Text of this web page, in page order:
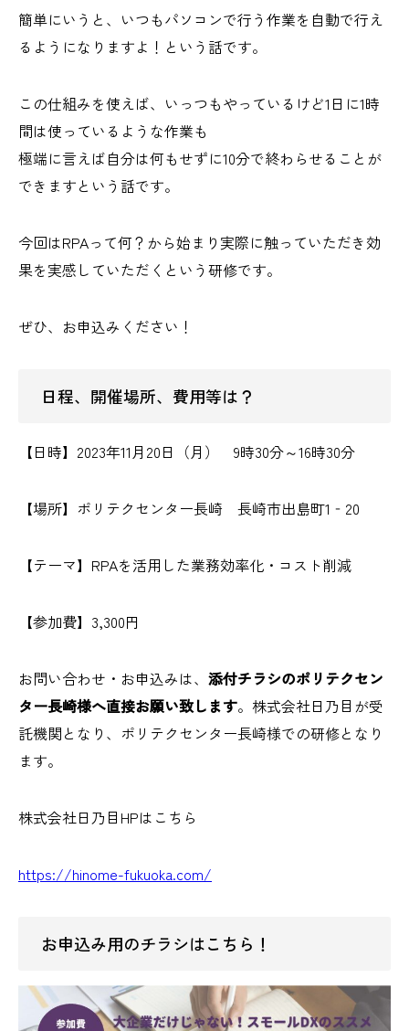
簡単にいうと、いつもパソコンで行う作業を自動で行え
るようになりますよ！という話です。
この仕組みを使えば、いっつもやっているけど1日に1時
間は使っているような作業も
極端に言えば自分は何もせずに10分で終わらせることが
できますという話です。
今回はRPAって何？から始まり実際に触っていただき効
果を実感していただくという研修です。
ぜひ、お申込みください！
日程、開催場所、費用等は？
【日時】2023年11月20日（月） 9時30分～16時30分
【場所】ポリテクセンター長崎 長崎市出島町1‐20
【テーマ】RPAを活用した業務効率化・コスト削減
【参加費】3,300円
お問い合わせ・お申込みは、 添付チラシのポリテクセン
ター長崎様へ直接お願い致します。株式会社日乃目が受
託機関となり、ポリテクセンター長崎様での研修となり
ます。
株式会社日乃目HPはこちら
https://hinome-fukuoka.com/
お申込み用のチラシはこちら！